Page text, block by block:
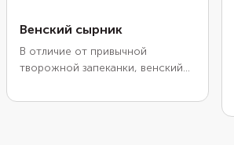
Венский сырник
В отличие от привычной
творожной запеканки, венский
температуре и подают